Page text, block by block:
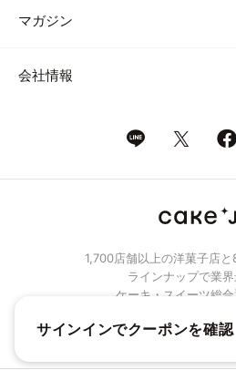
マガジン
会社情報
1,700店舗以上の洋菓子店
ラインナップで業
ケーキ・スイーツ総合
© Cake.jp Co.,
サインインでクーポンを確認